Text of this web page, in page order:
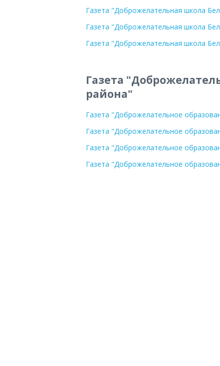
Газета "Доброжелательная школа
Газета "Доброжелательная школа
Газета "Доброжелательная школа
Газета
района"
Газета "Доброжелательное
Газета "Доброжелательное
Газета "Доброжелательное
Газета "Доброжелательное